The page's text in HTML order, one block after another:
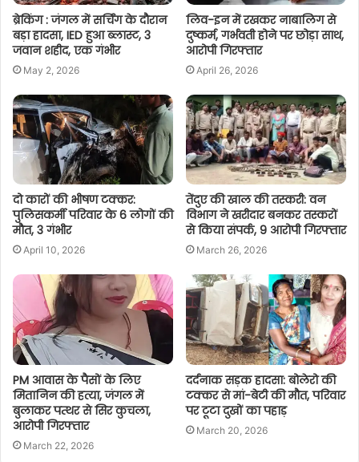
ब्रेकिंग : जंगल में सर्चिंग के दौरान
बड़ा हादसा, IED हुआ ब्लास्ट, 3
जवान शहीद, एक गंभीर
May 2, 2026
लिव-इन में रखकर नाबालिग से
दुष्कर्म, गर्भवती होने पर छोड़ा साथ,
आरोपी गिरफ्तार
April 26, 2026
दो कारों की भीषण टक्कर:
पुलिसकर्मी परिवार के 6 लोगों की
मौत, 3 गंभीर
April 10, 2026
तेंदुए की खाल की तस्करी: वन
विभाग ने खरीदार बनकर तस्करों
से किया संपर्क, 9 आरोपी गिरफ्तार
March 26, 2026
PM आवास के पैसों के लिए
मितानिन की हत्या, जंगल में
बुलाकर पत्थर से सिर कुचला,
आरोपी गिरफ्तार
March 22, 2026
दर्दनाक सड़क हादसा: बोलेरो की
टक्कर से मां-बेटी की मौत, परिवार
पर टूटा दुखों का पहाड़
March 20, 2026